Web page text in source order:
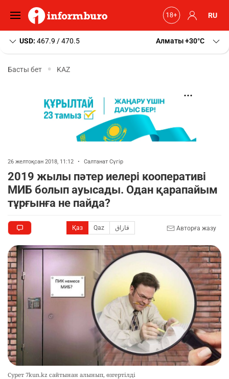
RU
USD: 467.9 / 470.5 Алматы+30 C
Басты бет KAZ
26 желтоқсан 2018, 11:12 • Салтанат Сүгір
2019 жылы пәтер иелері кооперативі
МИБ болып ауысады. Одан қарапайым
тұрғынға не пайда?
Қаз Qaz قازاق Авторға жазу
Сурет 7kun.kz сайтынан алынып, өзгертілді